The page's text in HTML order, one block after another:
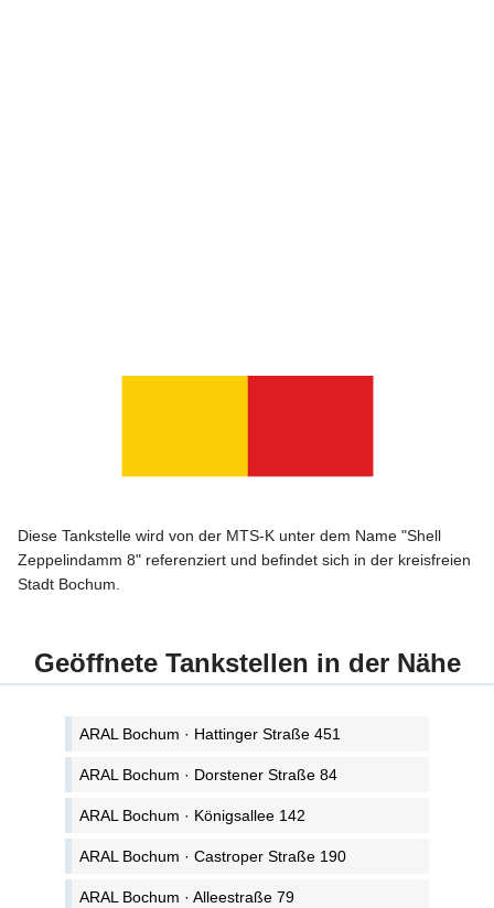
Diese Tankstelle wird von der MTS-K unter dem Name "Shell
Zeppelindamm 8" referenziert und befindet sich in der kreisfreien
Stadt Bochum.
Geöffnete Tankstellen in der Nähe
ARAL Bochum · Hattinger Straße 451
ARAL Bochum · Dorstener Straße 84
ARAL Bochum · Königsallee 142
ARAL Bochum · Castroper Straße 190
ARAL Bochum · Alleestraße 79